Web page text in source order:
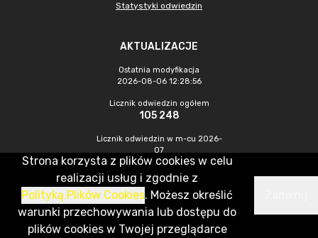
Statystyki odwiedzin
AKTUALIZACJE
Ostatnia modyfikacja
2026-08-06 12:28:56
Licznik odwiedzin ogółem
105 248
Licznik odwiedzin w m-cu 2026-
07
624
CMS & Hosting: Nefeni Sp. z o.o.
Strona korzysta z plików cookies w celu
realizacji usług i zgodnie z
Polityką Plików Cookies. Możesz określić
warunki przechowywania lub dostępu do
plików cookies w Twojej przeglądarce